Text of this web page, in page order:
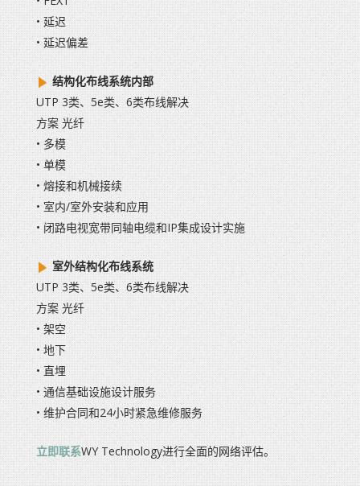
• 延迟
• 延迟偏差
结构化布线系统内部
UTP 3类、5e类、6类布线解决
方案 光纤
• 多模
• 单模
• 熔接和机械接续
• 室内/室外安装和应用
• 闭路电视宽带同轴电缆和IP集成设计实施
室外结构化布线系统
UTP 3类、5e类、6类布线解决
方案 光纤
• 架空
• 地下
• 直埋
• 通信基础设施设计服务
• 维护合同和24小时紧急维修服务
立即联系WY Technology进行全面的网络评估。